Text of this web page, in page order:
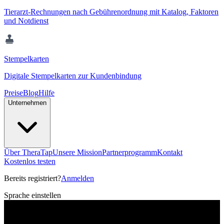
Tierarzt-Rechnungen nach Gebührenordnung mit Katalog, Faktoren
und Notdienst
Stempelkarten
Digitale Stempelkarten zur Kundenbindung
PreiseBlogHilfe
Unternehmen
Über TheraTapUnsere MissionPartnerprogrammKontakt
Kostenlos testen
Bereits registriert?Anmelden
Sprache einstellen